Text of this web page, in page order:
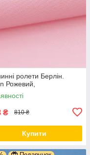
ролети Берлін.
Рожевий,
₴ 810 ₴
Купити